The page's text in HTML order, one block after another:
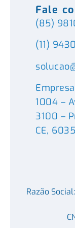
Fale
(85)
(11)
1004 –
3100 –
CE,
Razão